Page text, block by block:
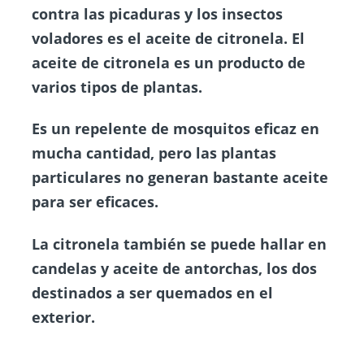
contra las picaduras y los insectos
voladores es el aceite de citronela. El
aceite de citronela es un producto de
varios tipos de plantas.
Es un repelente de mosquitos eficaz en
mucha cantidad, pero las plantas
particulares no generan bastante aceite
para ser eficaces.
La citronela también se puede hallar en
candelas y aceite de antorchas, los dos
destinados a ser quemados en el
exterior.